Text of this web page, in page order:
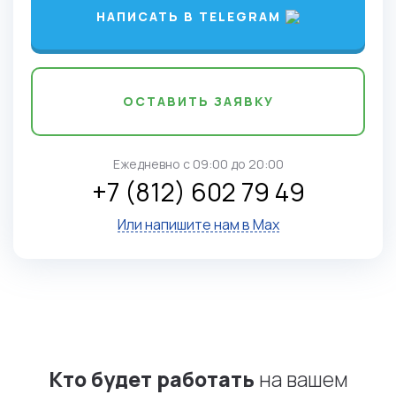
НАПИСАТЬ В TELEGRAM
ОСТАВИТЬ ЗАЯВКУ
Ежедневно c 09:00 до 20:00
+7 (812) 602 79 49
Или напишите нам в Max
Кто будет работать на вашем